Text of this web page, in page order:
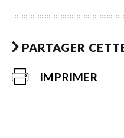
PARTAGER
IMPRIMER